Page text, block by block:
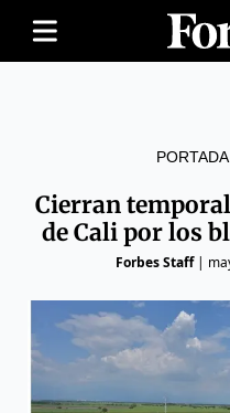
PORTADA
Cierran
de Cali por los
Forbes Staff|